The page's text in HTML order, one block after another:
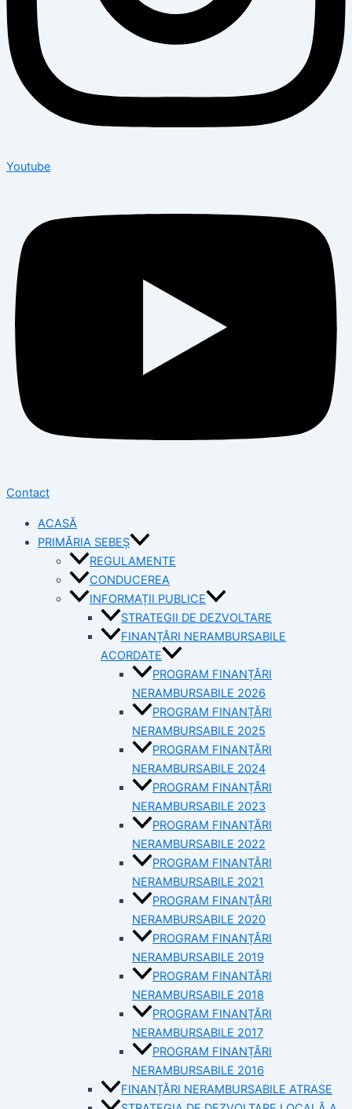
Youtube
Contact
ACASĂ
PRIMĂRIA SEBEȘ
REGULAMENTE
CONDUCEREA
INFORMAȚII PUBLICE
STRATEGII DE DEZVOLTARE
FINANȚĂRI NERAMBURSABILE
ACORDATE
PROGRAM FINANȚĂRI
NERAMBURSABILE 2026
PROGRAM FINANȚĂRI
NERAMBURSABILE 2025
PROGRAM FINANȚĂRI
NERAMBURSABILE 2024
PROGRAM FINANȚĂRI
NERAMBURSABILE 2023
PROGRAM FINANȚĂRI
NERAMBURSABILE 2022
PROGRAM FINANȚĂRI
NERAMBURSABILE 2021
PROGRAM FINANȚĂRI
NERAMBURSABILE 2020
PROGRAM FINANȚĂRI
NERAMBURSABILE 2019
PROGRAM FINANTĂRI
NERAMBURSABILE 2018
PROGRAM FINANȚĂRI
NERAMBURSABILE 2017
PROGRAM FINANȚĂRI
NERAMBURSABILE 2016
FINANȚĂRI NERAMBURSABILE ATRASE